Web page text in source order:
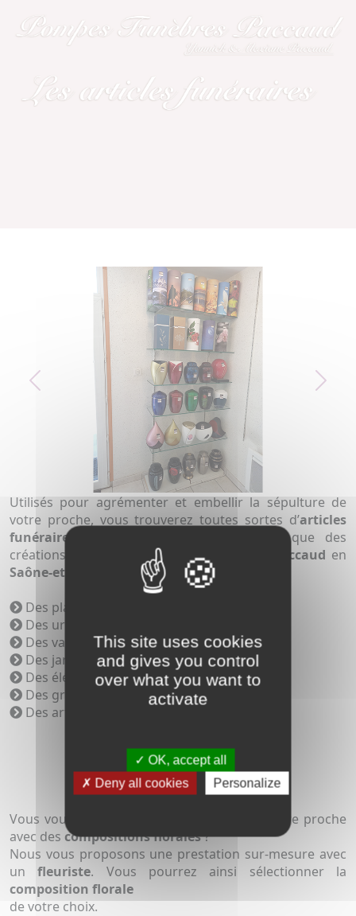
Previous Next
Utilisés pour agrémenter et embellir la sépulture de
votre proche, vous trouverez toutes sortes d’articles
funéraires
, de différentes matières ainsi que des
créations uniques auxpompes funèbres Paccaud en
Saône-et-Loire
Des plaques funéraires
Des urnes cinéraires
Des vases
Des jardinières
Des éléments en bronze
Des gravures funéraires
Des articles religieux
Vous voulez agrémenter la
de votre proche
avec des compositions florales?
Nous vous proposons une prestation sur-mesure avec
unfleuriste. Vous pourrez ainsi sélectionner la
composition florale
de votre choix.
This site uses cookies
and gives you control
over what you want to
activate
OK, accept all
Deny all cookies
Personalize